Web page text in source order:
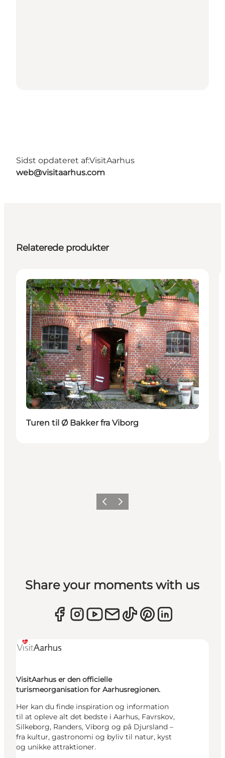
Sidst opdateret af:VisitAarhus
web@visitaarhus.com
Relaterede produkter
Aktiviteter
Turen til Ø Bakker fra Viborg
ForrigeNæste
Share your moments with us
VisitAarhus er den officielle
turismeorganisation for Aarhusregionen.
Her kan du finde inspiration og information
til at opleve alt det bedste i Aarhus, Favrskov,
Silkeborg, Randers, Viborg og på Djursland –
fra kultur, gastronomi og byliv til natur, kyst
og unikke attraktioner.